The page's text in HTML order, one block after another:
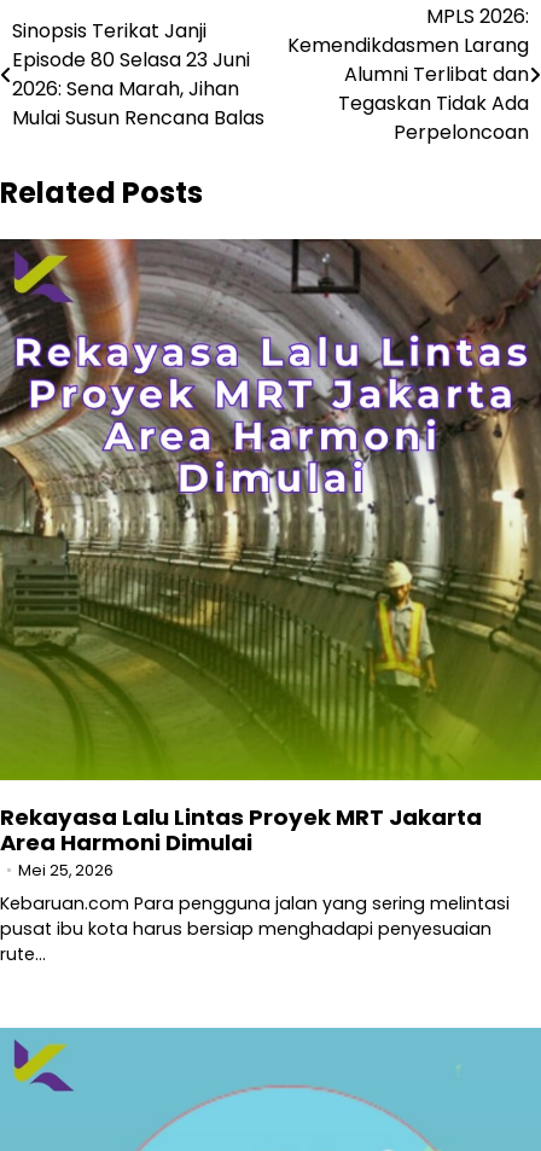
Navigasi
pos
Sinopsis Terikat Janji
Episode 80 Selasa 23 Juni
2026: Sena Marah, Jihan
Mulai Susun Rencana Balas
MPLS 2026:
Kemendikdasmen Larang
Alumni Terlibat dan
Tegaskan Tidak Ada
Perpeloncoan
Related Posts
Rekayasa Lalu Lintas Proyek MRT Jakarta
Area Harmoni Dimulai
Mei 25, 2026
Kebaruan.com Para pengguna jalan yang sering melintasi
pusat ibu kota harus bersiap menghadapi penyesuaian
rute…